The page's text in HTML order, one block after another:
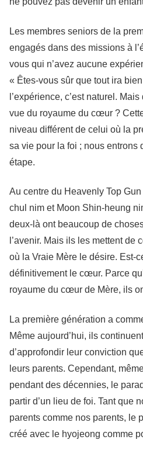
Les membres seniors de la
engagés dans des missions à
vous qui n’avez aucune
« Êtes-vous sûr que tout ira
l’expérience, c’est naturel.
vue du royaume du cœur ?
niveau différent de celui où la
sa vie pour la foi ; nous entrons
étape.
Au centre du Heavenly Top
chul nim et Moon Shin-heung
deux-là ont beaucoup de
l’avenir. Mais ils les mettent de
où la Vraie Mère le désire. Est-
définitivement le cœur. Parce
royaume du cœur de Mère, ils
La première génération a
Même aujourd’hui, ils
d’approfondir leur conviction
leurs parents. Cependant,
pendant des décennies, le
partir d’un lieu de foi. Tant que
parents comme nos parents, le
créé avec le hyojeong comme